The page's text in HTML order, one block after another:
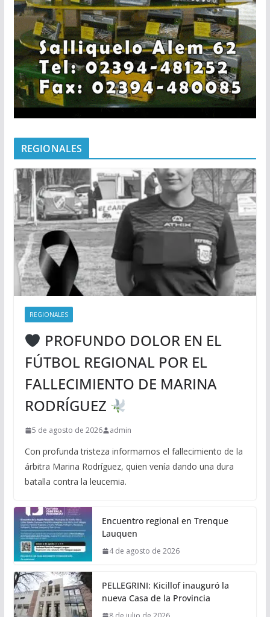
REGIONALES
REGIONALES
PROFUNDO DOLOR EN EL
FÚTBOL REGIONAL POR EL
FALLECIMIENTO DE MARINA
RODRÍGUEZ
5 de agosto de 2026 admin
Con profunda tristeza informamos el fallecimiento de la
árbitra Marina Rodríguez, quien venía dando una dura
batalla contra la leucemia.
Encuentro regional en Trenque
Lauquen
4 de agosto de 2026
PELLEGRINI: Kicillof inauguró la
nueva Casa de la Provincia